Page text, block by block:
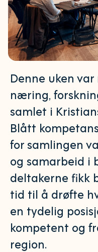
Denne uken
næring,
samlet i
Blått
for samlingen
og samarbeid i
deltakerne fikk
tid til å drøfte
en tydelig
kompetent og
region.